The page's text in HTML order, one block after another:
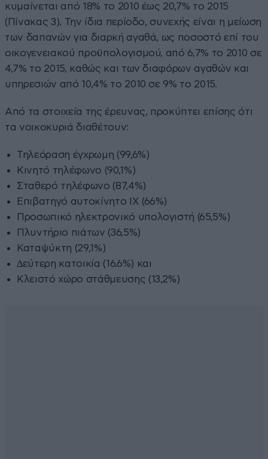
κυµαίνεται από 18% το 2010 έως 20,7% το 2015
(Πίνακας 3). Την ίδια περίοδο, συνεχής είναι η µείωση
των δαπανών για διαρκή αγαθά, ως ποσοστό επί του
οικογενειακού προϋπολογισµού, από 6,7% το 2010 σε
4,7% το 2015, καθώς και των διαφόρων αγαθών και
υπηρεσιών από 10,4% το 2010 σε 9% το 2015.
Από τα στοιχεία της έρευνας, προκύπτει επίσης ότι
τα νοικοκυριά διαθέτουν:
Τηλεόραση έγχρωµη (99,6%)
Κινητό τηλέφωνο (90,1%)
Σταθερό τηλέφωνο (87,4%)
Επιβατηγό αυτοκίνητο ΙΧ (66%)
Προσωπικό ηλεκτρονικό υπολογιστή (65,5%)
Πλυντήριο πιάτων (36,5%)
Καταψύκτη (29,1%)
∆εύτερη κατοικία (16.6%) και
Κλειστό χώρο στάθµευσης (13,2%)